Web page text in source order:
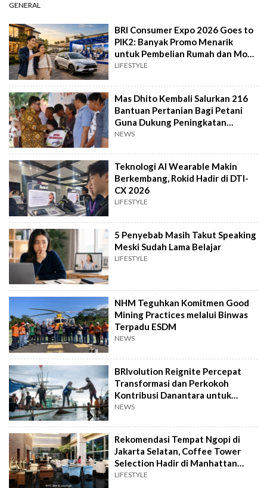
GENERAL
BRI Consumer Expo 2026 Goes to
PIK2: Banyak Promo Menarik
untuk Pembelian Rumah dan Mobil
Baru
LIFESTYLE
Mas Dhito Kembali Salurkan 216
Bantuan Pertanian Bagi Petani
Guna Dukung Peningkatan
Produksi
NEWS
Teknologi AI Wearable Makin
Berkembang, Rokid Hadir di DTI-
CX 2026
LIFESTYLE
5 Penyebab Masih Takut Speaking
Meski Sudah Lama Belajar
LIFESTYLE
NHM Teguhkan Komitmen Good
Mining Practices melalui Binwas
Terpadu ESDM
NEWS
BRIvolution Reignite Percepat
Transformasi dan Perkokoh
Kontribusi Danantara untuk
Ekonomi Nasional
NEWS
Rekomendasi Tempat Ngopi di
Jakarta Selatan, Coffee Tower
Selection Hadir di Manhattan
Hotel Jakarta
LIFESTYLE